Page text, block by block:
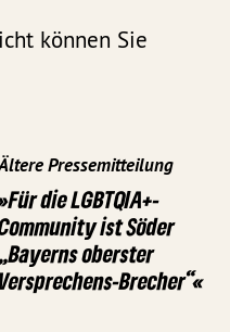
können Sie
Pressemitteilung
die LGBTQIA+-
ist Söder
„Bayerns oberster
Versprechens-Brecher“«